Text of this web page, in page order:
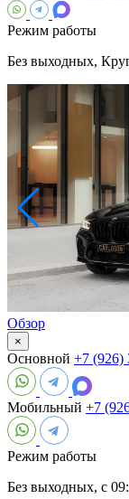
Режим работы
Без выходных,
Обзор
×
Основной +7 (926)
Мобильный +7
Режим работы
Без выходных, с